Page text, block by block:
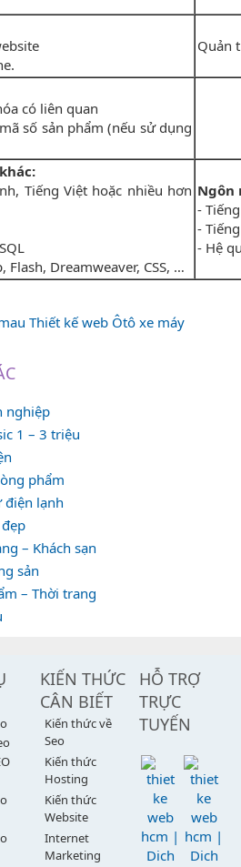
Quản
có liên quan
số sản phẩm (nếu sử dụng
Tiếng Việt hoặc nhiều hơn
Flash, Dreamweaver, CSS, …
Ngôn
-
-
- Hệ
nghiệp
1 – 3 triệu
phẩm
điện lạnh
– Khách sạn
sản
– Thời trang
KIẾN THỨC
CÂN BIẾT
Kiến thức về
Seo
Kiến thức
Hosting
Kiến thức
Website
Internet
Marketing
HỖ TRỢ
TRỰC
TUYẾN